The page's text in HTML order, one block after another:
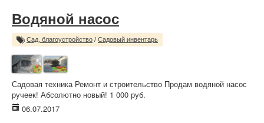
Водяной насос
Сад, благоустройство / Садовый инвентарь
Садовая техника Ремонт и строительство Продам водяной насос
ручеек! Абсолютно новый! 1 000 руб.
06.07.2017